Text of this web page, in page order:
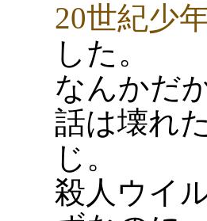
20世紀少
した。
なんかだ
話は壊れ
じ。
殺人ウイ